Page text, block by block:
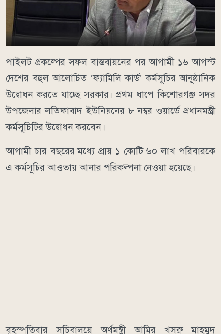
পাইলট প্রকল্পের সফল বাস্তবায়নের পর আগামী ১৬ আগস্ট
দেশের বহুল আলোচিত ‘ফ্যামিলি কার্ড’ কর্মসূচির আনুষ্ঠানিক
উদ্বোধন করতে যাচ্ছে সরকার। প্রথম ধাপে কিশোরগঞ্জ সদর
উপজেলার লতিফাবাদ ইউনিয়নের ৮ নম্বর ওয়ার্ডে প্রধানমন্ত্রী
কর্মসূচিটির উদ্বোধন করবেন।
আগামী চার বছরের মধ্যে প্রায় ১ কোটি ৬০ লাখ পরিবারকে
এ কর্মসূচির আওতায় আনার পরিকল্পনা নেওয়া হয়েছে।
বৃহস্পতিবার সচিবালয়ে অর্থমন্ত্রী আমির খসরু মাহমুদ